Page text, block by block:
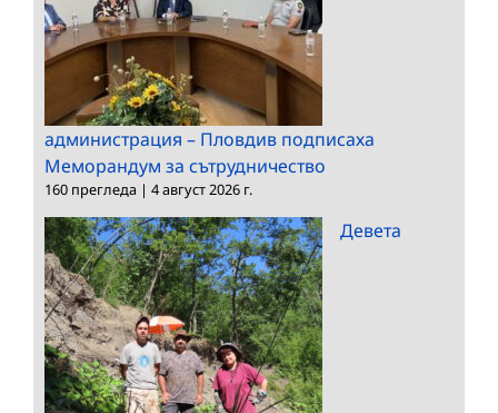
администрация – Пловдив подписаха
Меморандум за сътрудничество
160 прегледа | 4 август 2026 г.
Девета